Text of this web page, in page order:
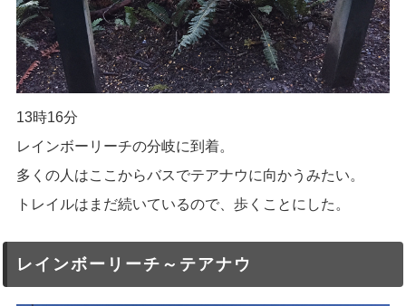
13時16分
レインボーリーチの分岐に到着。
多くの人はここからバスでテアナウに向かうみたい。
トレイルはまだ続いているので、歩くことにした。
レインボーリーチ～テアナウ